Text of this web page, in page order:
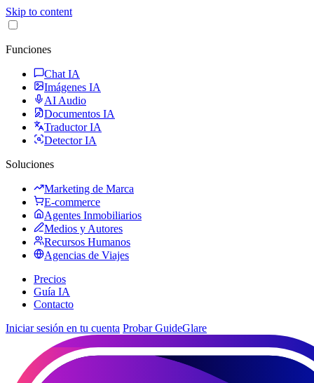
Skip to content
Funciones
Chat IA
Imágenes IA
AI Audio
Documentos IA
Traductor IA
Detector IA
Soluciones
Marketing de Marca
E-commerce
Agentes Inmobiliarios
Medios y Autores
Recursos Humanos
Agencias de Viajes
Precios
Guía IA
Contacto
Iniciar sesión en tu cuenta Probar GuideGlare